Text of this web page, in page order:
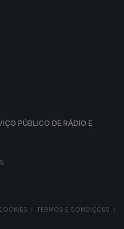
PÚBLICO DE RÁDIO E
TERMOS E CONDIÇÕES